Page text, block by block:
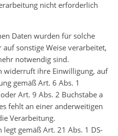
nicht erforderlich
Daten wurden für solche
sonstige Weise verarbeitet,
notwendig sind.
widerruft ihre Einwilligung, auf
gemäß Art. 6 Abs. 1
Art. 9 Abs. 2 Buchstabe a
fehlt an einer anderweitigen
Verarbeitung.
legt gemäß Art. 21 Abs. 1 DS-